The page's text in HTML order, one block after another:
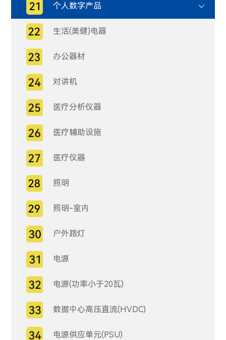
个人数字产品
生活(美健)电器
办公器材
对讲机
医疗分析仪器
医疗辅助设施
医疗仪器
照明
照明-室内
户外路灯
电源
电源(功率小于20瓦)
数据中心高压直流(HVDC)
电源供应单元(PSU)